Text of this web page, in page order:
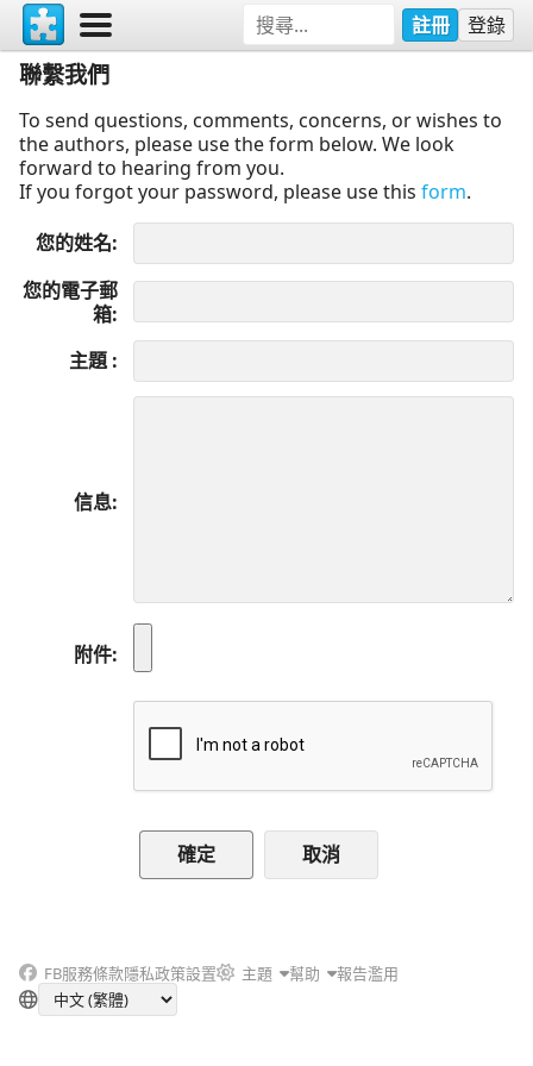
註冊 登錄
聯繫我們
To send questions, comments, concerns, or wishes to
the authors, please use the form below. We look
forward to hearing from you.
If you forgot your password, please use this form.
您的姓名
您的電子郵
箱
主題
信息
附件
取消
FB服務條款隱私政策設置 主題 幫助 報告濫用